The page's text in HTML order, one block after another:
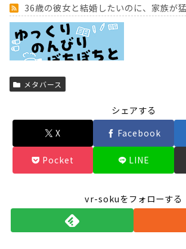
36歳の彼女と結婚したいのに、家族が
Powered by livedoor 相互RSS
メタバース
シェアする
X Facebook
Pocket LINE
vr-sokuをフォローする